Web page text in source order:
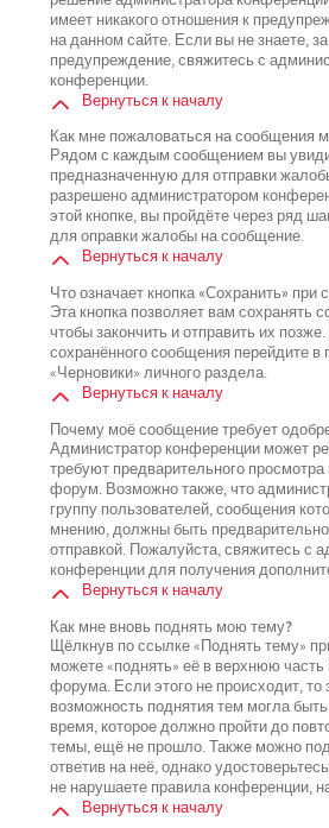
имеет никакого отношения к
на данном сайте. Если вы не знаете,
предупреждение, свяжитесь с
конференции.
Вернуться к началу
Как мне пожаловаться на сообщения
Рядом с каждым сообщением вы
предназначенную для отправки
разрешено администратором
этой кнопке, вы пройдёте через ряд
для оправки жалобы на сообщение.
Вернуться к началу
Что означает кнопка «Сохранить» при
Эта кнопка позволяет вам сохранять
чтобы закончить и отправить их
сохранённого сообщения перейдите в
«Черновики» личного раздела.
Вернуться к началу
Почему моё сообщение требует
Администратор конференции может
требуют предварительного просмотра
форум. Возможно также, что
группу пользователей, сообщения
мнению, должны быть
отправкой. Пожалуйста, свяжитесь с
конференции для получения
Вернуться к началу
Как мне вновь поднять мою тему?
Щёлкнув по ссылке «Поднять тему»
можете «поднять» её в верхнюю часть
форума. Если этого не происходит, то
возможность поднятия тем могла
время, которое должно пройти до
темы, ещё не прошло. Также можно
ответив на неё, однако
не нарушаете правила конференции,
Вернуться к началу